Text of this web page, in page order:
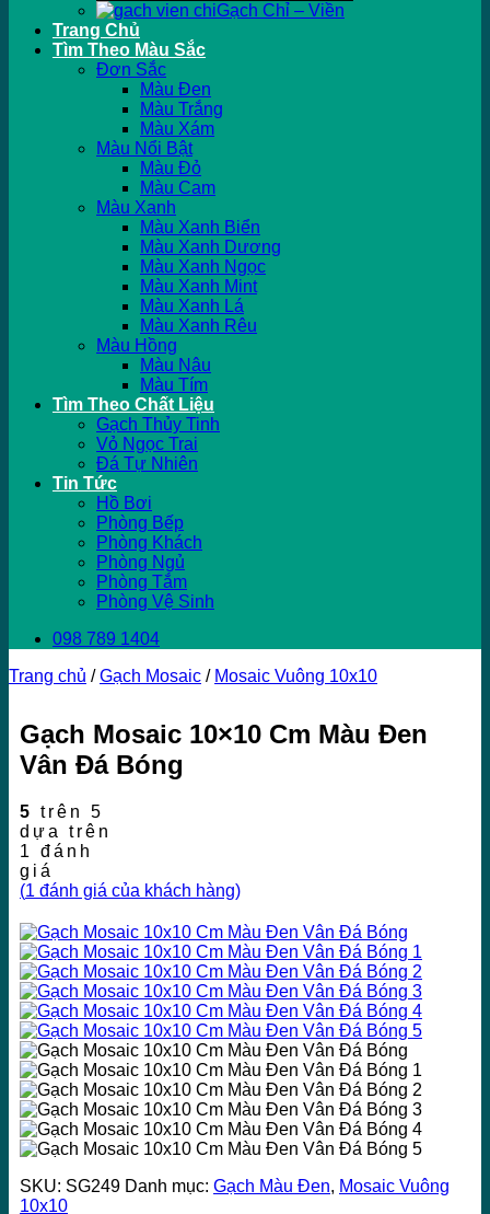
Gạch Chỉ – Viền
Trang Chủ
Tìm Theo Màu Sắc
Đơn Sắc
Màu Đen
Màu Trắng
Màu Xám
Màu Nổi Bật
Màu Đỏ
Màu Cam
Màu Xanh
Màu Xanh Biển
Màu Xanh Dương
Màu Xanh Ngọc
Màu Xanh Mint
Màu Xanh Lá
Màu Xanh Rêu
Màu Hồng
Màu Nâu
Màu Tím
Tìm Theo Chất Liệu
Gạch Thủy Tinh
Vỏ Ngọc Trai
Đá Tự Nhiên
Tin Tức
Hồ Bơi
Phòng Bếp
Phòng Khách
Phòng Ngủ
Phòng Tắm
Phòng Vệ Sinh
098 789 1404
Trang chủ / Gạch Mosaic / Mosaic Vuông 10x10
Gạch Mosaic 10×10 Cm Màu Đen
Vân Đá Bóng
5 trên 5
dựa trên
1
đánh
giá
(1 đánh giá của khách hàng)
SKU: SG249 Danh mục: Gạch Màu Đen, Mosaic Vuông
10x10